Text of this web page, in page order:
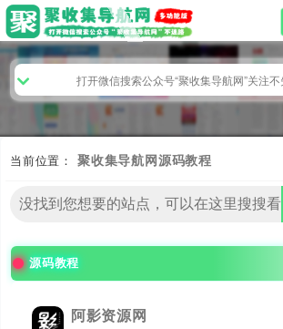
当前位置： 聚收集导航网 源码教程
源码教程
阿影资源网